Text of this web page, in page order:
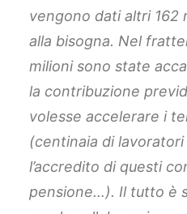
vengono dati altri 162
alla bisogna. Nel
milioni sono state
la contribuzione
volesse accelerare i
(centinaia di
l’accredito di questi
pensione…). Il tutto è